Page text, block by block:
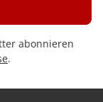
abonnieren
.